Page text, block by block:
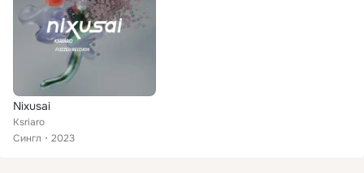
Nixusai
Ksriaro
Сингл
2023